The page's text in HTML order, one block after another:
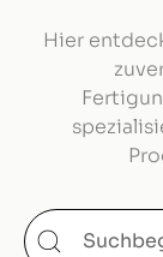
Hier